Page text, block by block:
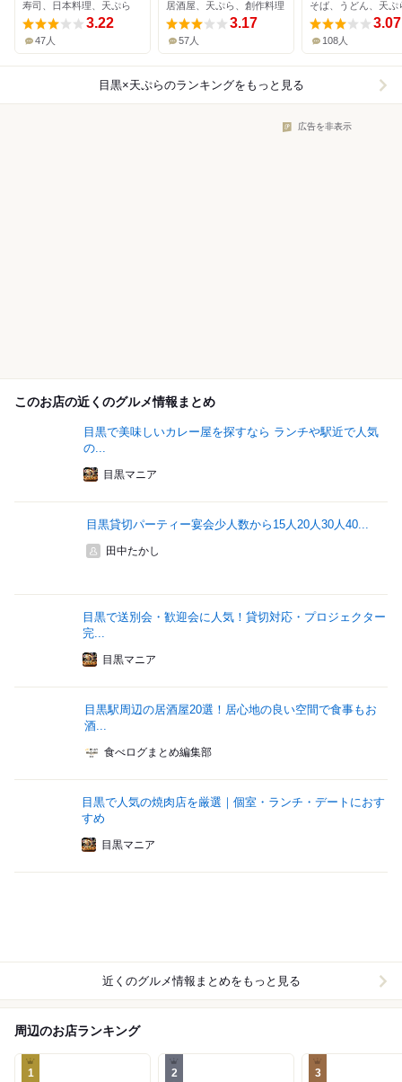
寿司、日本料理、天ぷら
3.22
47人
居酒屋、天ぷら、創作料理
3.17
57人
そば、うどん、天ぷ
3.07
108人
目黒×天ぷらのランキングをもっと見る
広告を非表示
このお店の近くのグルメ情報まとめ
目黒で美味しいカレー屋を探すなら ランチや駅近で人気
の...
目黒マニア
目黒貸切パーティー宴会少人数から15人20人30人40...
田中たかし
目黒で送別会・歓迎会に人気！貸切対応・プロジェクター
完...
目黒マニア
目黒駅周辺の居酒屋20選！居心地の良い空間で食事もお
酒...
食べログまとめ編集部
目黒で人気の焼肉店を厳選｜個室・ランチ・デートにおす
すめ
目黒マニア
近くのグルメ情報まとめをもっと見る
周辺のお店ランキング
1 2 3